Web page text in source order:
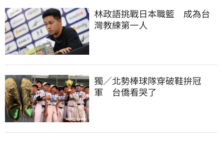
林政語挑戰日本職籃　成為台
灣教練第一人
獨／北勢棒球隊穿破鞋拚冠
軍　台僑看哭了